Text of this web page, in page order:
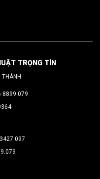
TRỌNG TÍN
THÀNH
8899 079